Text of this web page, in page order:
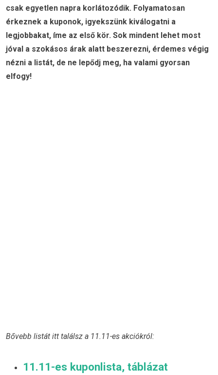
csak egyetlen napra korlátozódik. Folyamatosan
érkeznek a kuponok, igyekszünk kiválogatni a
legjobbakat, íme az első kör. Sok mindent lehet most
jóval a szokásos árak alatt beszerezni, érdemes végig
nézni a listát, de ne lepődj meg, ha valami gyorsan
elfogy!
Bővebb listát itt találsz a 11.11-es akciókról:
11.11-es kuponlista, táblázat